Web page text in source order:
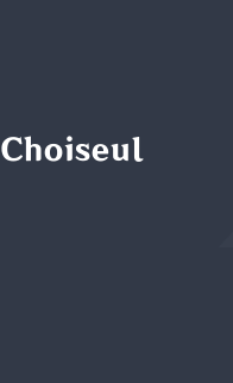
Choiseul